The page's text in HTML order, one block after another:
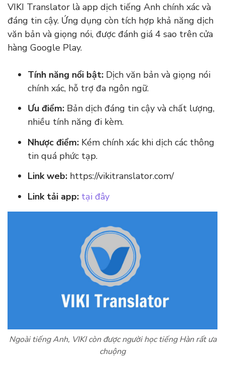
VIKI Translator là app dịch tiếng Anh chính xác và
đáng tin cậy. Ứng dụng còn tích hợp khả năng dịch
văn bản và giọng nói, được đánh giá 4 sao trên cửa
hàng Google Play.
Tính năng nổi bật: Dịch văn bản và giọng nói
chính xác, hỗ trợ đa ngôn ngữ.
Ưu điểm: Bản dịch đáng tin cậy và chất lượng,
nhiều tính năng đi kèm.
Nhược điểm: Kém chính xác khi dịch các thông
tin quá phức tạp.
Link web: https://vikitranslator.com/
Link tải app: tại đây
Ngoài tiếng Anh, VIKI còn được người học tiếng Hàn rất ưa
chuộng